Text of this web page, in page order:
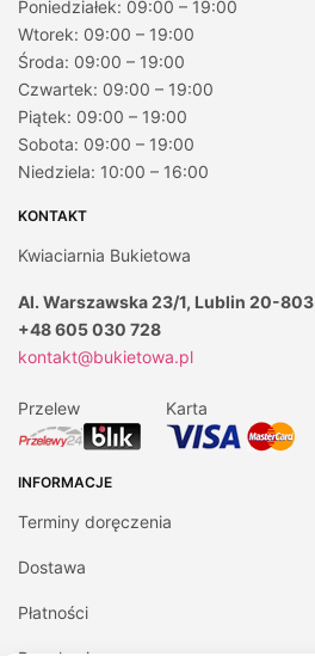
Poniedziałek: 09:00 – 19:00
Wtorek: 09:00 – 19:00
Środa: 09:00 – 19:00
Czwartek: 09:00 – 19:00
Piątek: 09:00 – 19:00
Sobota: 09:00 – 19:00
Niedziela: 10:00 – 16:00
KONTAKT
Kwiaciarnia Bukietowa
Al. Warszawska 23/1, Lublin 20-803
+48 605 030 728
kontakt@bukietowa.pl
Przelew Karta
INFORMACJE
Terminy doręczenia
Dostawa
Płatności